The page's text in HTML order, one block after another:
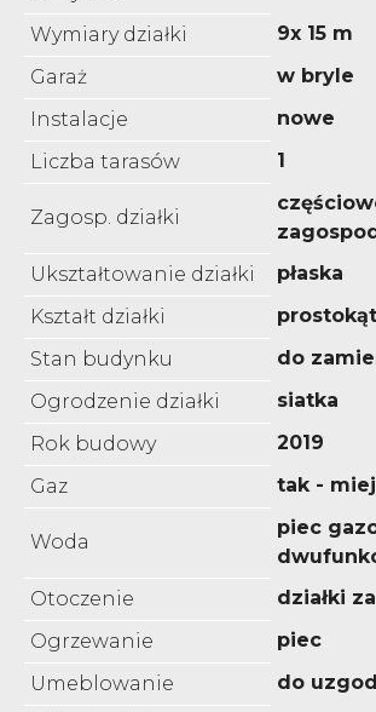
Wymiary działki
9x 15 m
Garaż
w bryle
Instalacje
nowe
Liczba tarasów
1
Zagosp. działki
Ukształtowanie działki
płaska
Kształt działki
prostokąt
Stan budynku
do
Ogrodzenie działki
siatka
Rok budowy
2019
Gaz
tak -
Woda
piec
Otoczenie
działki
Ogrzewanie
piec
Umeblowanie
do